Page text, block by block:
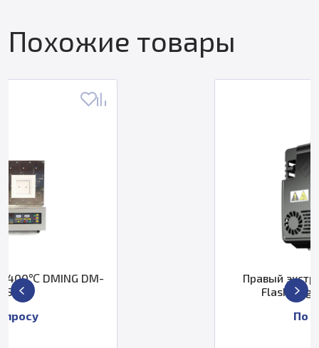
Похожие товары
Правый экструдер в сборе для
FlashForge Creator 3 Pro